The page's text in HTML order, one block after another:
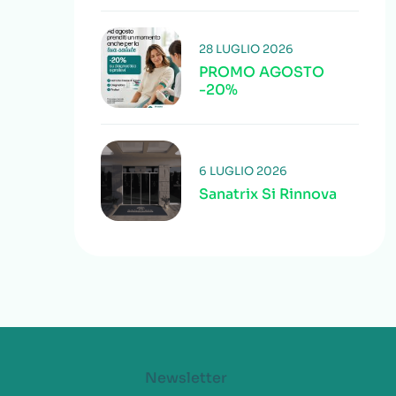
PROMO AGOSTO
-20%
28 LUGLIO 2026
Sanatrix Si Rinnova
6 LUGLIO 2026
Newsletter